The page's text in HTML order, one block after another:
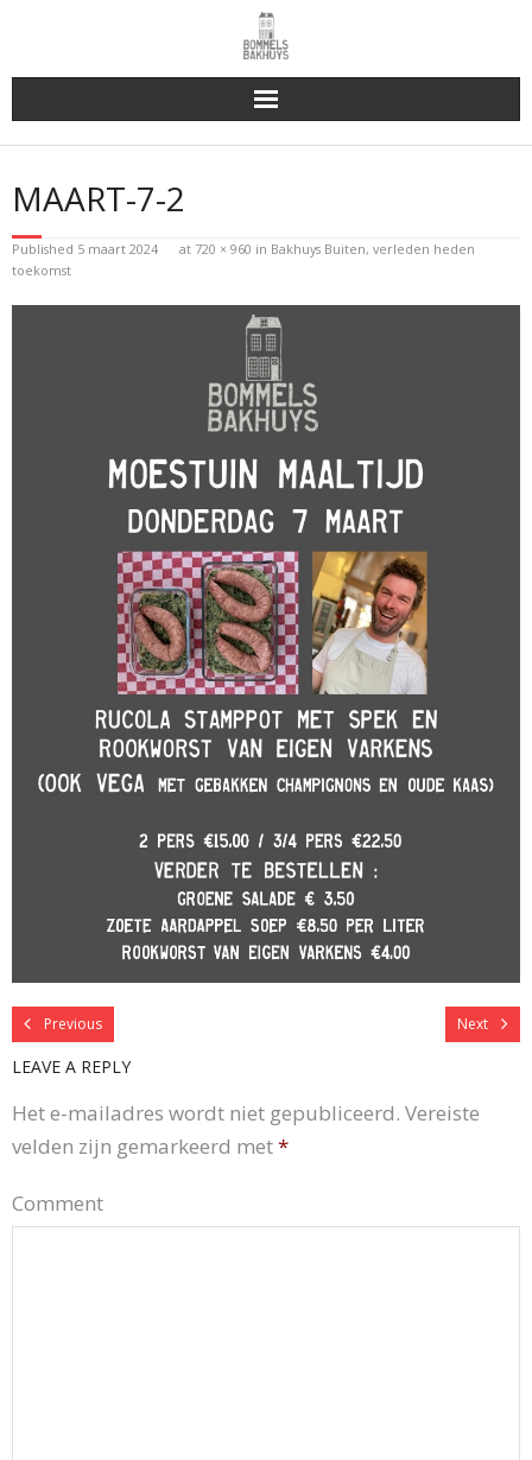
Bakhuys Buiten, verleden heden toekomst
Reserveren & Bestellen
Bommels Buiten
MAART-7-2
Published 5 maart 2024 at 720 × 960 in Bakhuys Buiten, verleden heden
toekomst
Previous Next
LEAVE A REPLY
Het e-mailadres wordt niet gepubliceerd. Vereiste
velden zijn gemarkeerd met*
Comment